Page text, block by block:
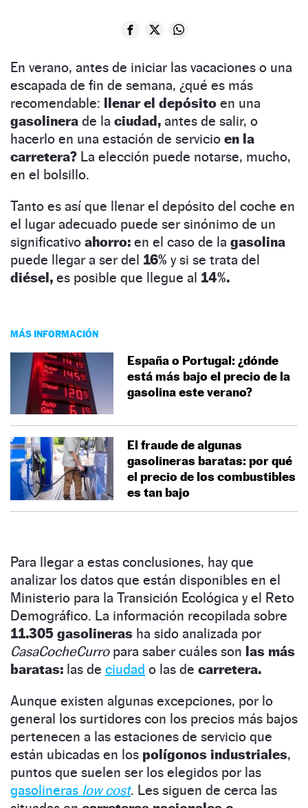
En verano, antes de iniciar las vacaciones o una
escapada de fin de semana, ¿qué es más
recomendable: llenar el depósito en una
gasolinera de la ciudad, antes de salir, o
hacerlo en una estación de servicio en la
carretera? La elección puede notarse, mucho,
en el bolsillo.
Tanto es así que llenar el depósito del coche en
el lugar adecuado puede ser sinónimo de un
significativo ahorro: en el caso de la gasolina
puede llegar a ser del 16% y si se trata del
diésel, es posible que llegue al 14%.
MÁS INFORMACIÓN
España o Portugal: ¿dónde
está más bajo el precio de la
gasolina este verano?
El fraude de algunas
gasolineras baratas: por qué
el precio de los combustibles
es tan bajo
Para llegar a estas conclusiones, hay que
analizar los datos que están disponibles en el
Ministerio para la Transición Ecológica y el Reto
Demográfico. La información recopilada sobre
11.305 gasolineras ha sido analizada por
CasaCocheCurro para saber cuáles son las más
baratas: las de ciudad o las de carretera.
Aunque existen algunas excepciones, por lo
general los surtidores con los precios más bajos
pertenecen a las estaciones de servicio que
están ubicadas en los polígonos industriales,
puntos que suelen ser los elegidos por las
gasolineras low cost. Les siguen de cerca las